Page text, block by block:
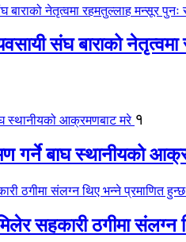
संघ बाराको
१
गर्ने बाघ स्थानीयको
सहकारी ठगीमा